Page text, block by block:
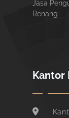
Jasa
Renang
Kantor